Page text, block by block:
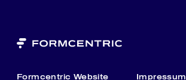
Formcentric Website Impressum